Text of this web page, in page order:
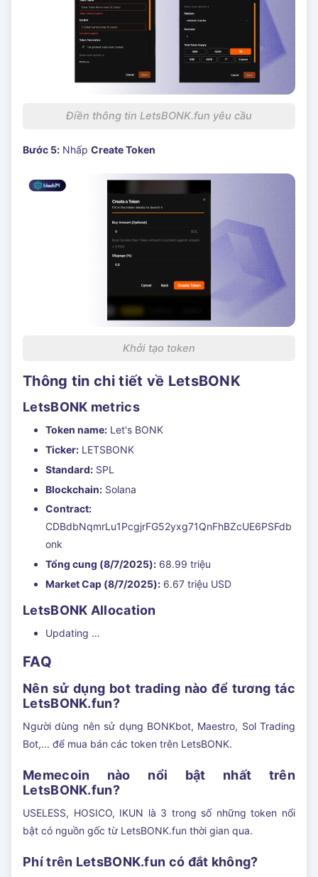
Điền thông tin LetsBONK.fun yêu cầu
Bước 5: Nhấp Create Token
Khởi tạo token
Thông tin chi tiết về LetsBONK
LetsBONK metrics
Token name: Let's BONK
Ticker: LETSBONK
Standard: SPL
Blockchain: Solana
Contract:
CDBdbNqmrLu1PcgjrFG52yxg71QnFhBZcUE6PSFdb
onk
Tổng cung (8/7/2025): 68.99 triệu
Market Cap (8/7/2025): 6.67 triệu USD
LetsBONK Allocation
Updating …
FAQ
Nên sử dụng bot trading nào để tương tác
LetsBONK.fun?
Người dùng nên sử dụng BONKbot, Maestro, Sol Trading
Bot,... để mua bán các token trên LetsBONK.
Memecoin nào nổi bật nhất trên
LetsBONK.fun?
USELESS, HOSICO, IKUN là 3 trong số những token nổi
bật có nguồn gốc từ LetsBONK.fun thời gian qua.
Phí trên LetsBONK.fun có đắt không?